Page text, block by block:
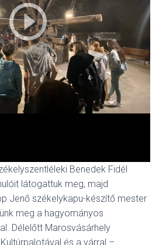
Benedek Fidél
látogattuk meg, majd
Jenő székelykapu-készítő mester
meg a hagyományos
Délelőtt Marosvásárhely
és a várral –